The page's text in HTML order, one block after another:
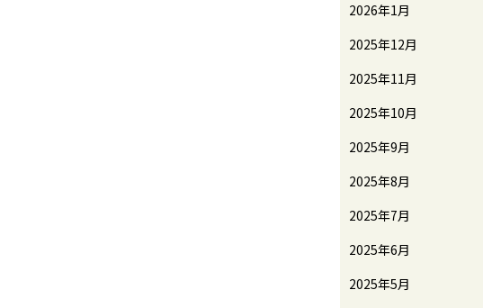
2026年1月
2025年12月
2025年11月
2025年10月
2025年9月
2025年8月
2025年7月
2025年6月
2025年5月